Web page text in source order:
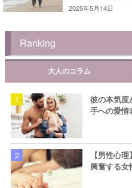
2025年5月14日
Ranking
大人のコラム
彼の本気度
手への愛情
【男性心
興奮する